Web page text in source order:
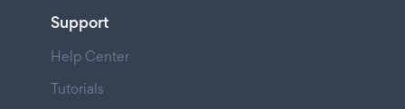
Support
Help Center
Tutorials